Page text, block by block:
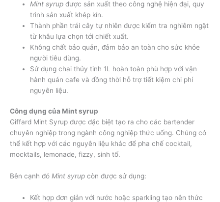
Mint syrup được sản xuất theo công nghệ hiện đại, quy
trình sản xuất khép kín.
Thành phần trái cây tự nhiên được kiểm tra nghiêm ngặt
từ khâu lựa chọn tới chiết xuất.
Không chất bảo quản, đảm bảo an toàn cho sức khỏe
người tiêu dùng.
Sử dụng chai thủy tinh 1L hoàn toàn phù hợp với vận
hành quán cafe và đồng thời hỗ trợ tiết kiệm chi phí
nguyên liệu.
Công dụng của Mint syrup
Giffard Mint Syrup được đặc biệt tạo ra cho các bartender
chuyên nghiệp trong ngành công nghiệp thức uống. Chúng có
thể kết hợp với các nguyên liệu khác để pha chế cocktail,
mocktails, lemonade, fizzy, sinh tố.
Bên cạnh đó Mint syrup còn được sử dụng:
Kết hợp đơn giản với nước hoặc sparkling tạo nên thức